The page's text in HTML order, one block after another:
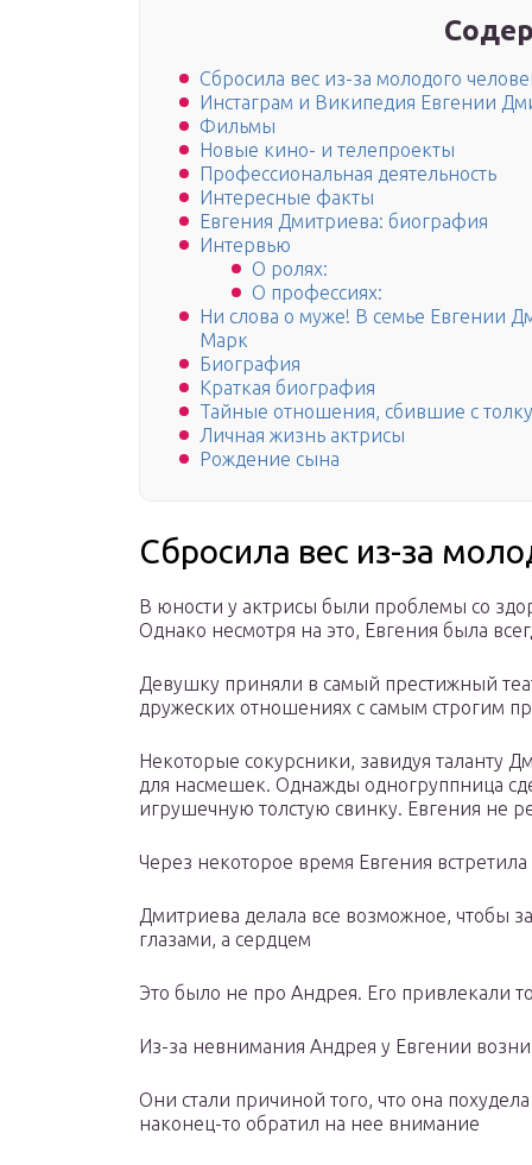
Сбросила вес из-за молодого
Инстаграм и Википедия Евгении
Фильмы
Новые кино- и телепроекты
Профессиональная деятельность
Интересные факты
Евгения Дмитриева: биография
Интервью
О ролях:
О профессиях:
Ни слова о муже! В семье Евгении
Марк
Биография
Краткая биография
Тайные отношения, сбившие с
Личная жизнь актрисы
Рождение сына
Сбросила вес из-за
В юности у актрисы были проблемы со
Однако несмотря на это, Евгения была
Девушку приняли в самый престижный
дружеских отношениях с самым строгим
Некоторые сокурсники, завидуя таланту
для насмешек. Однажды одногруппница
игрушечную толстую свинку. Евгения не
Через некоторое время Евгения
Дмитриева делала все возможное, чтобы
глазами, а сердцем
Это было не про Андрея. Его привлекали
Из-за невнимания Андрея у Евгении
Они стали причиной того, что она
наконец-то обратил на нее внимание